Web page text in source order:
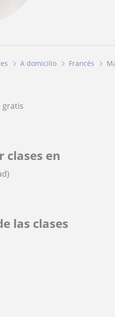
A domicilio Francés
gratis
clases en
las clases